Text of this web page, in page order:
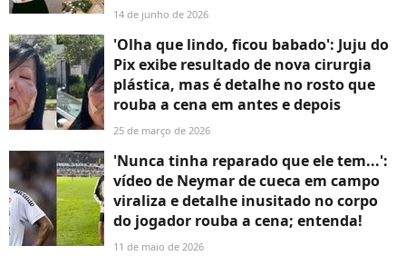
14 de junho de 2026
'Olha que lindo, ficou babado': Juju do
Pix exibe resultado de nova cirurgia
plástica, mas é detalhe no rosto que
rouba a cena em antes e depois
25 de março de 2026
'Nunca tinha reparado que ele tem...':
vídeo de Neymar de cueca em campo
viraliza e detalhe inusitado no corpo
do jogador rouba a cena; entenda!
11 de maio de 2026